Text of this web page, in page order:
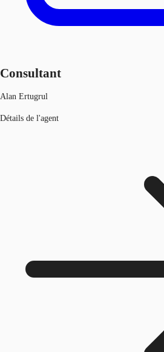
Consultant
Alan Ertugrul
Détails de l'agent